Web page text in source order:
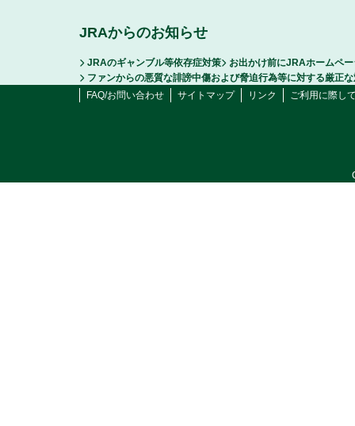
JRAからのお知らせ
JRAのギャンブル等依存症対策
お出かけ前にJRAホームペ
ファンからの悪質な誹謗中傷および脅迫行為等に対する厳正
FAQ/お問い合わせ
サイトマップ リンク ご利用に際し